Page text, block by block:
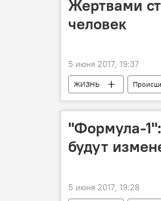
Жертвами
человек
5 июня 2017, 19:37
ЖИЗНЬ
"Формула-
будут
5 июня 2017, 19:28